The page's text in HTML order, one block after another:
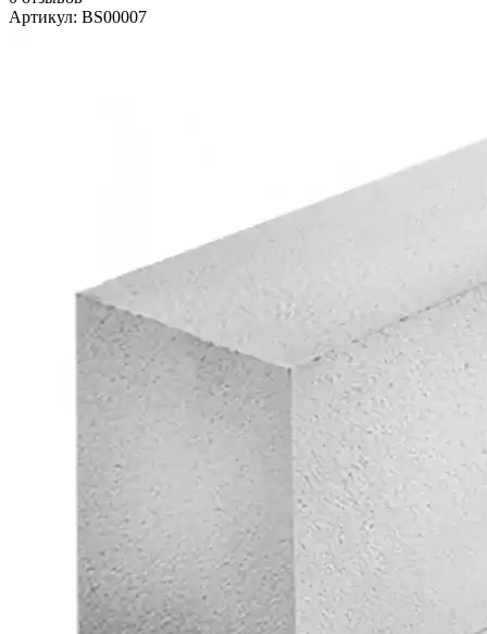
Артикул: BS00007